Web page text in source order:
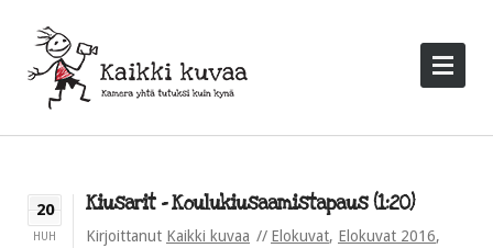
20
HUH
Kiusarit – Koulukiusaamistapaus (1:20)
Kirjoittanut Kaikki kuvaa Elokuvat, Elokuvat 2016,